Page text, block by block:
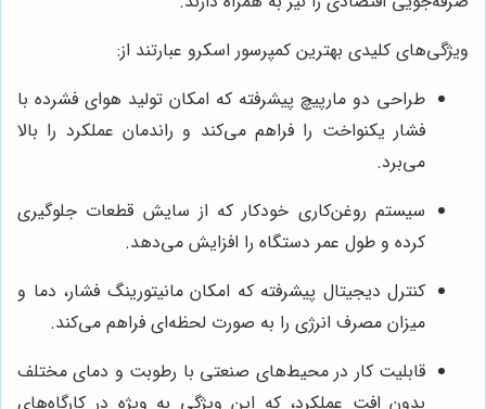
ویژگی‌های کلیدی بهترین کمپرسور اسکرو عبارتند از:
طراحی دو مارپیچ پیشرفته که امکان تولید هوای فشرده با
فشار یکنواخت را فراهم می‌کند و راندمان عملکرد را بالا
می‌برد.
سیستم روغن‌کاری خودکار که از سایش قطعات جلوگیری
کرده و طول عمر دستگاه را افزایش می‌دهد.
کنترل دیجیتال پیشرفته که امکان مانیتورینگ فشار، دما و
میزان مصرف انرژی را به صورت لحظه‌ای فراهم می‌کند.
قابلیت کار در محیط‌های صنعتی با رطوبت و دمای مختلف
بدون افت عملکرد، که این ویژگی به ویژه در کارگاه‌های